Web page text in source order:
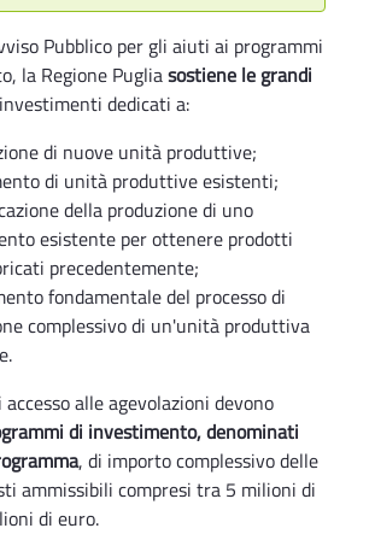
Pubblico per gli aiuti ai programmi
la Regione Pugliasostiene le grandi
dedicati a:
di nuove unità produttive;
di unità produttive esistenti;
della produzione di uno
esistente per ottenere prodotti
precedentemente;
fondamentale del processo di
complessivo di un'unità produttiva
accesso alle agevolazioni devono
di investimento, denominati
, di importo complessivo delle
ammissibili compresi tra 5 milioni di
di euro.